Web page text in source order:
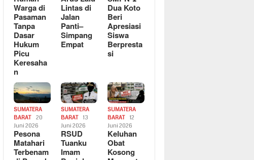
Warga di
Pasaman
Tanpa
Dasar
Hukum
Picu
Keresaha
n
Lintas di
Jalan
Panti–
Simpang
Empat
Dua Koto
Beri
Apresiasi
Siswa
Berpresta
si
SUMATERA
BARAT
20
Juni 2026
Pesona
Matahari
Terbenam
SUMATERA
BARAT
13
Juni 2026
RSUD
Tuanku
Imam
SUMATERA
BARAT
12
Juni 2026
Keluhan
Obat
Kosong